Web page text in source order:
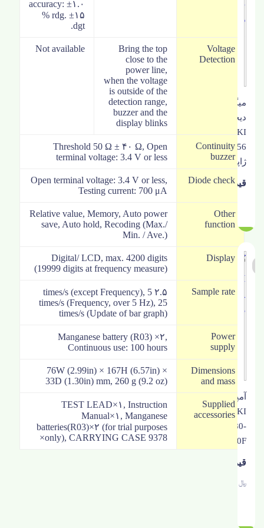
accuracy: ±۱.۰
% rdg. ±۱۵
dgt.
Voltage
Detection
Bring the top
close to the
power line,
when the voltage
is outside of the
detection range,
buzzer and the
display blinks
Not available
Continuity
buzzer
Threshold 50 Ω ± ۴۰ Ω, Open
terminal voltage: 3.4 V or less
Diode check
Open terminal voltage: 3.4 V or less,
Testing current: 700 μA
Other
function
Relative value, Memory, Auto power
save, Auto hold, Recoding (Max./
Min. / Ave.)
Display
Digital/ LCD, max. 4200 digits
(19999 digits at frequency measure)
Sample rate
۲.۵ times/s (except Frequency), 5
times/s (Frequency, over 5 Hz), 25
times/s (Update of bar graph)
Power
supply
Manganese battery (R03) ×۲,
Continuous use: 100 hours
Dimensions
and mass
76W (2.99in) × 167H (6.57in) ×
33D (1.30in) mm, 260 g (9.2 oz)
Supplied
accessories
TEST LEAD×۱, Instruction
Manual×۱, Manganese
batteries(R03)×۲ (for trial purposes
only), CARRYING CASE 9378×
میگر
دیجیتال
HIOKI
IR4056
ژاپن
آمپرمتر
HIOKI
3280-
10F
﷼